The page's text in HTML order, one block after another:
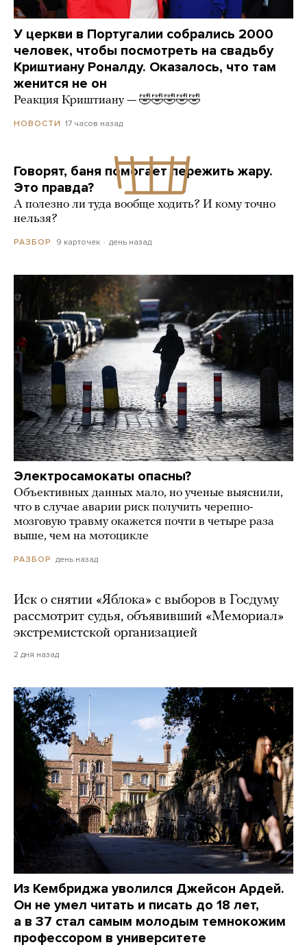
У церкви в Португалии собрались 2000
человек, чтобы посмотреть на свадьбу
Криштиану Роналду. Оказалось, что там
женится не он
Реакция Криштиану — 🤣🤣🤣🤣🤣
НОВОСТИ 17 часов назад
Говорят, баня помогает пережить жару.
Это правда?
А полезно ли туда вообще ходить? И кому точно
нельзя?
РАЗБОР 9 карточек день назад
Электросамокаты опасны?
Объективных данных мало, но ученые выяснили,
что в случае аварии риск получить черепно-
мозговую травму окажется почти в четыре раза
выше, чем на мотоцикле
РАЗБОР день назад
Иск о снятии «Яблока» с выборов в Госдуму
рассмотрит судья, объявивший «Мемориал»
экстремистской организацией
2 дня назад
Из Кембриджа уволился Джейсон Ардей.
Он не умел читать и писать до 18 лет,
а в 37 стал самым молодым темнокожим
профессором в университете